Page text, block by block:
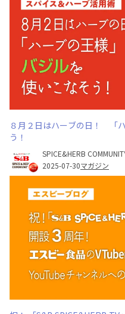
８月２日はハーブの日！ 「
う！
SPICE&HERB
2025-07-30マガジン